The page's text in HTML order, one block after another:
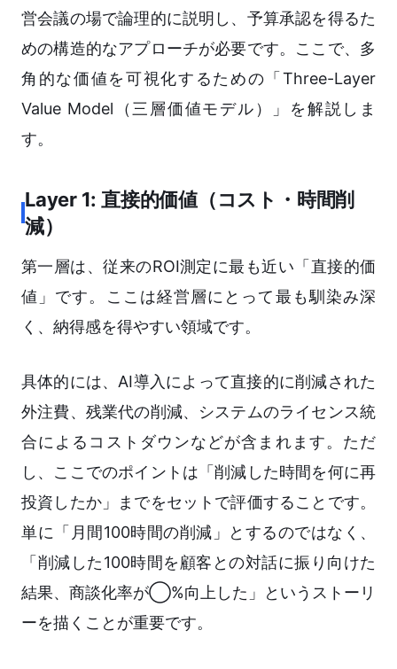
営会議の場で論理的に説明し、予算承認を得るた
めの構造的なアプローチが必要です。ここで、多
角的な価値を可視化するための「Three-Layer
Value Model（三層価値モデル）」を解説しま
す。
Layer 1: 直接的価値（コスト・時間削
減）
第一層は、従来のROI測定に最も近い「直接的価
値」です。ここは経営層にとって最も馴染み深
く、納得感を得やすい領域です。
具体的には、AI導入によって直接的に削減された
外注費、残業代の削減、システムのライセンス統
合によるコストダウンなどが含まれます。ただ
し、ここでのポイントは「削減した時間を何に再
投資したか」までをセットで評価することです。
単に「月間100時間の削減」とするのではなく、
「削減した100時間を顧客との対話に振り向けた
結果、商談化率が◯%向上した」というストーリ
ーを描くことが重要です。